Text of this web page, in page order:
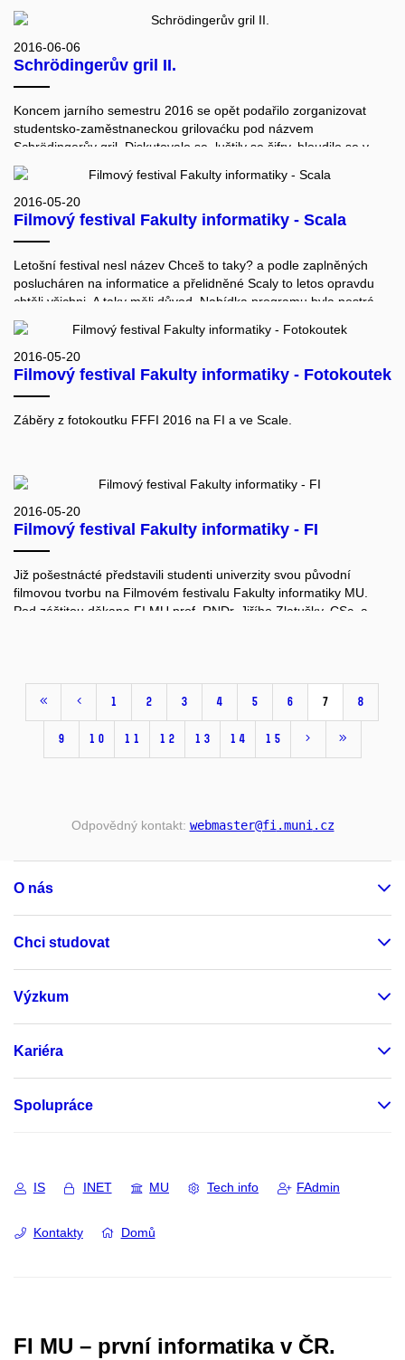
Výherci soutěže byli: 1. místo Roman Stoklasa: Texture Analysis
of 3D Fluorescence Microscopy Images Using RSurf 3D Features,
2. místo Tereza Pařilová: What You Get Is Not What You See, a
dvě třetí místa:
party, 3. Michal Růžička+2: Similarity Search for Mathematics:
Fine-tuning Query Expansion and Unification Strategies
2016-06-06
Schrödingerův gril II.
Koncem jarního semestru 2016 se opět podařilo zorganizovat
studentsko-zaměstnaneckou grilovaćku pod názvem
Schrödingerův gril. Diskutovalo se, luštily se šifry, bloudilo se v
magnetickém bludišti, faktorizovaly se polynomy. Akci organizoval
Spolek přátel severské zvěře po vzoru úspěšného prvního
ročníku.
2016-05-20
Filmový festival Fakulty informatiky - Scala
Letošní festival nesl název Chceš to taky? a podle zaplněných
poslucháren na informatice a přelidněné Scaly to letos opravdu
chtěli všichni. A taky měli důvod. Nabídka programu byla pestrá,
rozhodně mohla směle konkurovat předchozím ročníkům. Letošní
seznam měl zkrátka vše. Od detektivních a hudebně
motivovaných příběhů až po snímky ryze dokumentárního ražení.
Nechyběl ani srdceryvný příběh přátelství dvou plyšáků, z nichž
Roztomilé kočičky. LeMUr.mu, 24.5.2016. http://lemur.mu)
2016-05-20
Filmový festival Fakulty informatiky - Fotokoutek
Záběry z fotokoutku FFFI 2016 na FI a ve Scale.
2016-05-20
Filmový festival Fakulty informatiky - FI
Již pošestnácté představili studenti univerzity svou původní
filmovou tvorbu na Filmovém festivalu Fakulty informatiky MU.
Pod záštitou děkana FI MU prof. RNDr. Jiřího Zlatušky, CSc. a
Na festivalu bylo promítnuto celkem dvacet snímků, z nichž
většina vznikla v rámci předmětů PV110 Základy filmové řeči a
PV113 Produkce audiovizuálního díla. První místo v diváckém
hlasování obsadila sci-fi komedie Vysněná domácnost, která
kategorii vybrala jako vítězný snímek vizuálně hypnotický
1 2 3 4 5 6 7 8
9 10 11 12 13 14 15
Odpovědný kontakt: webmaster@fi .muni .cz
O nás
Chci studovat
Výzkum
Kariéra
Spolupráce
IS INET MU Tech info FAdmin
Kontakty Domů
FI MU – první informatika v ČR.